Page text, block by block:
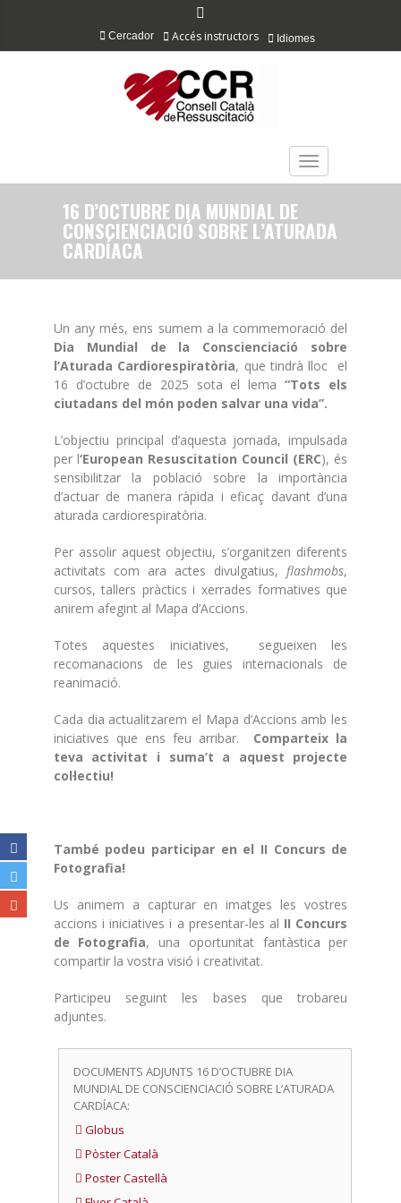
Idiomes
Accés instructors
Cercador
TOGGLE
16 D’OCTUBRE DIA MUNDIAL DE
CONSCIENCIACIÓ SOBRE L’ATURADA
CARDÍACA
Un any més, ens sumem a la commemoració del
Dia Mundial de la Conscienciació sobre
l’Aturada Cardiorespiratòria, que tindrà lloc el
16 d’octubre de 2025 sota el lema“Tots els
ciutadans del món poden salvar una vida”.
L’objectiu principal d’aquesta jornada, impulsada
per l‘European Resuscitation Council (ERC), és
sensibilitzar la població sobre la importància
d’actuar de manera ràpida i eficaç davant d’una
aturada cardiorespiratòria.
Per assolir aquest objectiu, s’organitzen diferents
activitats com ara actes divulgatius,flashmobs,
cursos, tallers pràctics i xerrades formatives que
anirem afegint al Mapa d’Accions.
Totes aquestes iniciatives, segueixen les
recomanacions de les guies internacionals de
reanimació.
Cada dia actualitzarem el Mapa d’Accions amb les
iniciatives que ens feu arribar. Comparteix la
teva activitat i suma’t a aquest projecte
col·lectiu!
També podeu participar en el II Concurs de
Fotografia!
Us animem a capturar en imatges les vostres
accions i iniciatives i a presentar-les al II Concurs
de Fotografia, una oportunitat fantàstica per
compartir la vostra visió i creativitat.
Participeu seguint les bases que trobareu
adjuntes.
DOCUMENTS ADJUNTS 16 D’OCTUBRE DIA
MUNDIAL DE CONSCIENCIACIÓ SOBRE L’ATURADA
CARDÍACA:
Globus
Pòster Català
Poster Castellà